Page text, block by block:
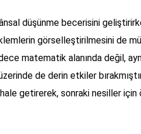
düşünme becerisini
görselleştirilmesini de
matematik alanında değil,
de derin etkiler
getirerek, sonraki nesiller için